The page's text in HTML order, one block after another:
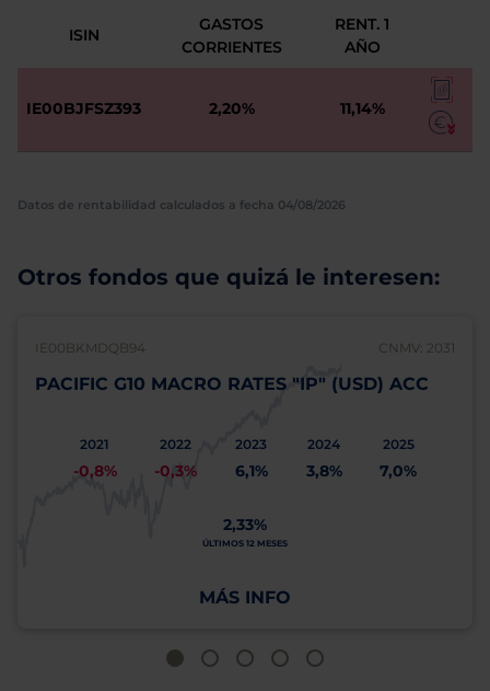
ISIN
GASTOS
CORRIENTES
RENT. 1
AÑO
IE00BJFSZ393 2,20% 11,14%
Datos de rentabilidad calculados a fecha 04/08/2026
Otros fondos que quizá le interesen:
IE00BKMDQB94 CNMV: 2031
PACIFIC G10 MACRO RATES "IP" (USD) ACC
2021
-0,8%
2022
-0,3%
2023
6,1%
2024
3,8%
2025
7,0%
2,33%
ÚLTIMOS 12 MESES
MÁS INFO